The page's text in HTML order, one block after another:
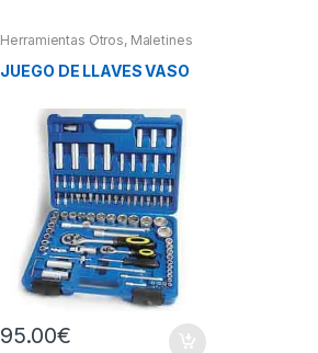
Herramientas Otros, Maletines
Compresímetros, otros
JUEGO DE LLAVES VASO
95.00€